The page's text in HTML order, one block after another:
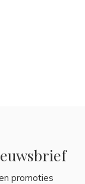
promoties